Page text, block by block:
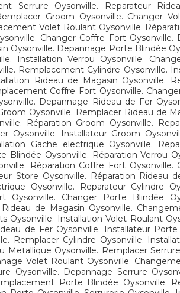
Serrure Oysonville. Reparateur
Groom Oysonville. Changer
Volet Roulant Oysonville.
Changer Coffre Fort
Oysonville. Depannage Porte Blindée
Installation Verrou Oysonville.
Remplacement Cylindre Oysonville.
Rideau de Magasin Oysonville.
Coffre Fort Oysonville.
Depannage Rideau de Fer
Oysonville. Remplacer Rideau de
Réparation Groom Oysonville.
Oysonville. Installateur Groom
Gache electrique Oysonville.
Blindée Oysonville. Réparation Verrou
Réparation Coffre Fort
Store Oysonville. Réparation Rideau
Oysonville. Reparateur Cylindre
Oysonville. Changer Porte Blindée
de Magasin Oysonville.
Oysonville. Installation Volet Roulant
de Fer Oysonville. Installateur
Remplacer Cylindre Oysonville.
Metallique Oysonville. Remplacer
Volet Roulant Oysonville.
Oysonville. Depannage Serrure
Porte Blindée Oysonville.